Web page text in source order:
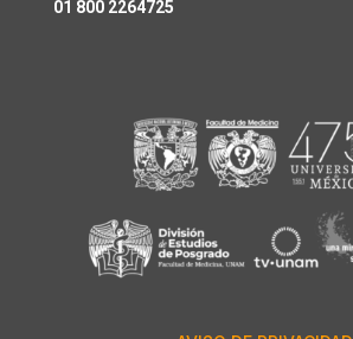
01 800 2264725